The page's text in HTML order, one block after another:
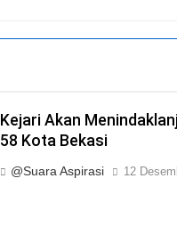
Kejari Akan
58 Kota Bekasi
@Suara Aspirasi 12